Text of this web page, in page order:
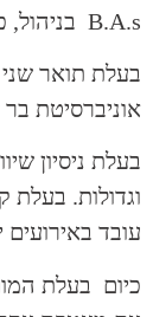
B.A.s בניהול, כלכלה ושיווק, האוניברסיטה העברית
אוניברסיטת
בעלת ניסיון
וגדולות. בעלת
עובד
כיום בעלת